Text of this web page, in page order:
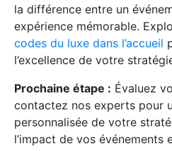
la différence entre un
expérience mémorable.
codes du luxe dans l’accueil
l’excellence de votre
Prochaine étape : Évaluez
contactez nos experts pour
personnalisée de votre
l’impact de vos événements